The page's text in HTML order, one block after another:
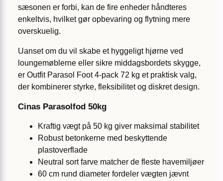
sæsonen er forbi, kan de fire enheder håndteres
enkeltvis, hvilket gør opbevaring og flytning mere
overskuelig.
Uanset om du vil skabe et hyggeligt hjørne ved
lounge­møblerne eller sikre middagsbordets skygge,
er Outfit Parasol Foot 4-pack 72 kg et praktisk valg,
der kombinerer styrke, fleksibilitet og diskret design.
Cinas Parasolfod 50kg
Kraftig vægt på 50 kg giver maksimal stabilitet
Robust betonkerne med beskyttende
plastoverflade
Neutral sort farve matcher de fleste havemiljøer
60 cm rund diameter fordeler vægten jævnt